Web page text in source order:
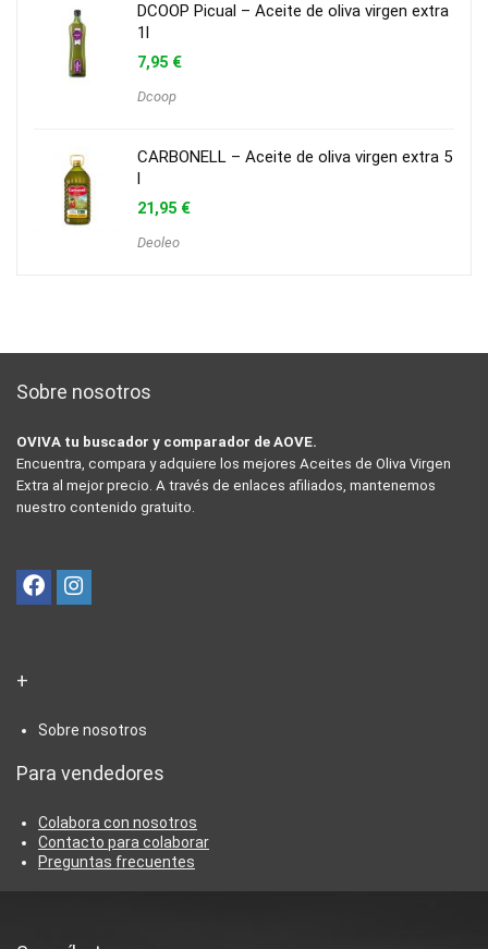
DCOOP Picual – Aceite de oliva virgen extra
1l
7,95 €
Dcoop
CARBONELL – Aceite de oliva virgen extra 5
l
21,95 €
Deoleo
Sobre nosotros
OVIVA tu buscador y comparador de AOVE.
Encuentra, compara y adquiere los mejores Aceites de Oliva Virgen
Extra al mejor precio. A través de enlaces afiliados, mantenemos
nuestro contenido gratuito.
+
Sobre nosotros
Para vendedores
Colabora con nosotros
Contacto para colaborar
Preguntas frecuentes